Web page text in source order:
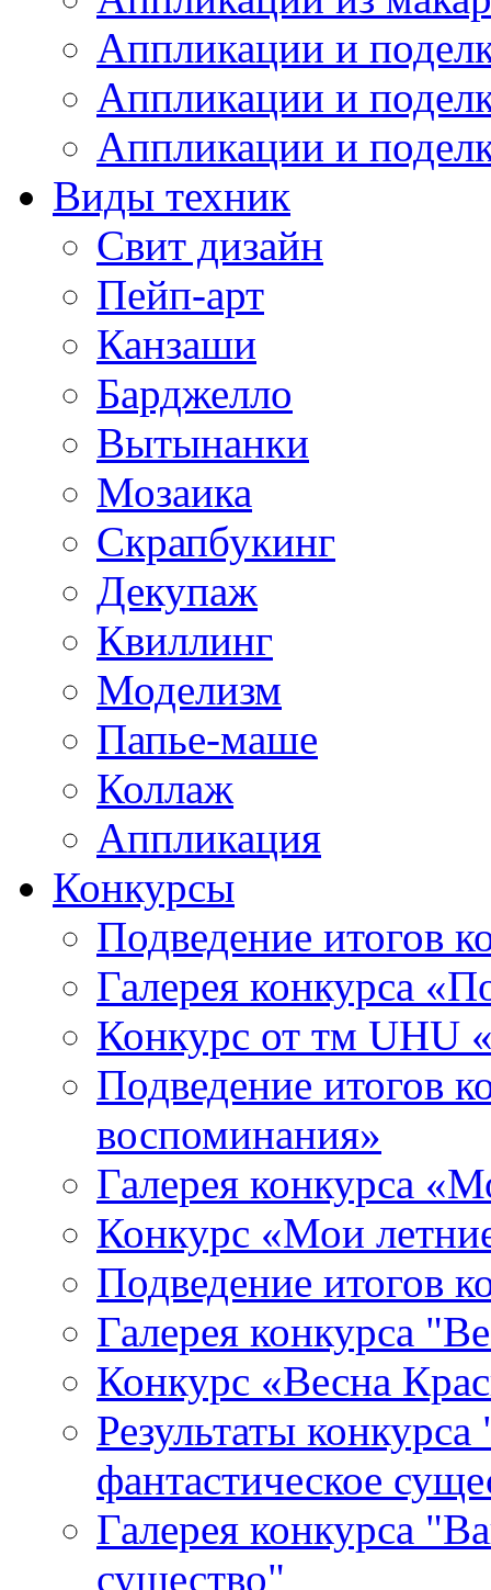
Аппликации и
Аппликации и
Аппликации и
Виды техник
Свит дизайн
Пейп-арт
Канзаши
Барджелло
Вытынанки
Мозаика
Скрапбукинг
Декупаж
Квиллинг
Моделизм
Папье-маше
Коллаж
Аппликация
Конкурсы
Подведение итогов
Галерея конкурса
Конкурс от тм UHU
Подведение итогов
воспоминания»
Галерея конкурса
Конкурс «Мои
Подведение
Галерея конкурса
Конкурс «Весна
Результаты
фантастическое
Галерея конкурса
существо"